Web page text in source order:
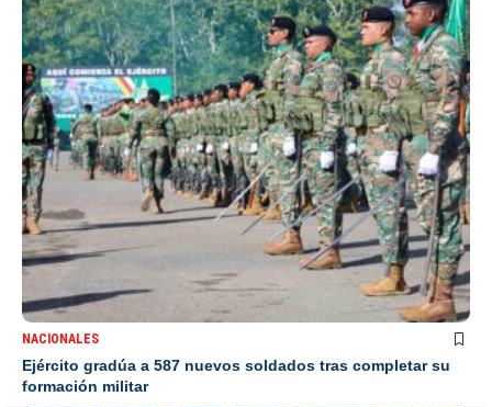
NACIONALES
Ejército gradúa a 587 nuevos soldados tras completar su
formación militar